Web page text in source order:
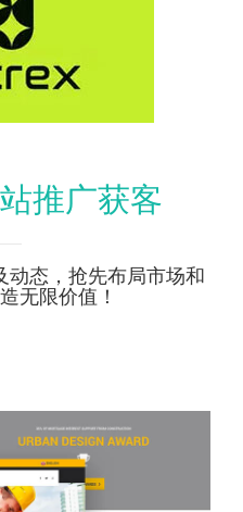
推广获客
动态，抢先布局市场和
无限价值！